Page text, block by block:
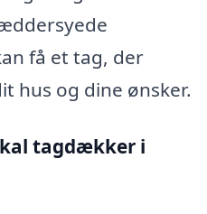
få et tag, der
hus og dine ønsker.
tagdækker i